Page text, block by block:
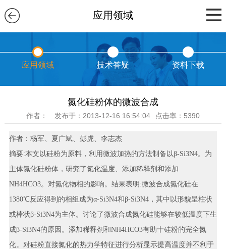
应用领域
应用领域 技术答疑 资料下载
氮化硅粉体的微波合成
作者： 发布于：2013-12-16 16:54:04 点击率：5390
作者：杨军、夏广斌、彭虎、李志杰
摘要:本文以硅粉为原料，利用微波加热的方法制备以β-Si3N4。为
主体氮化硅粉体，研究了氮化温度、添加稀释剂和添加
NH4HCO3。对氮化物相的影响。结果表明:微波合成氮化硅在
1380℃反应得到的相组成为α-Si3N4和β-Si3N4，其中以形貌呈柱状
或棒状β-Si3N4为主体。讨论了微波合成氮化硅能够在较低温度下生
成β-Si3N4的原因。添加稀释剂和NH4HCO3有助十硅粉的完全氮
化。对硅粉直接氮化的热力学特征进行分析显示提高温度并不利于